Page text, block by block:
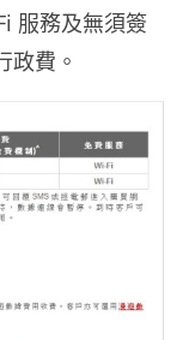
服務及無須簽
政費。